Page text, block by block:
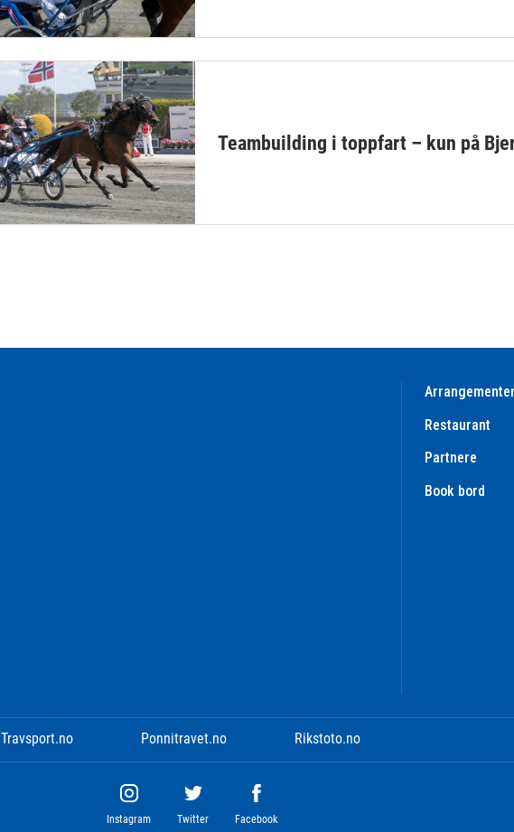
Teambuilding i toppfart – kun på
Arrangementer
Restaurant
Partnere
Book bord
Travsport.no Ponnitravet.no Rikstoto.no
Instagram Twitter Facebook